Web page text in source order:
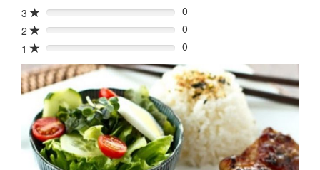
3
0%
0
2
0%
0
1
0% 0